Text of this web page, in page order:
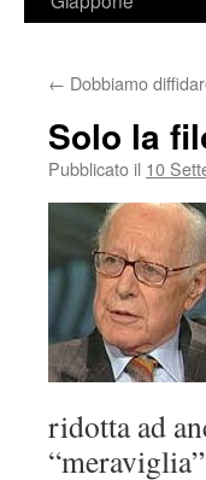
← Dobbiamo
Solo la
Pubblicato il 10
ridotta ad